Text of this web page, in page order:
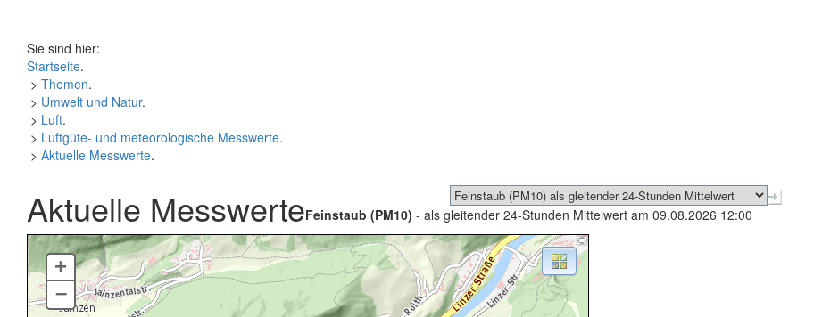
Sie sind hier:
Startseite.
> Themen.
> Umwelt und Natur.
> Luft.
> Luftgüte- und meteorologische Messwerte.
> Aktuelle Messwerte.
Aktuelle MesswerteFeinstaub (PM10) - als gleitender 24-Stunden Mittelwert am 09.08.2026 12:00
+
–